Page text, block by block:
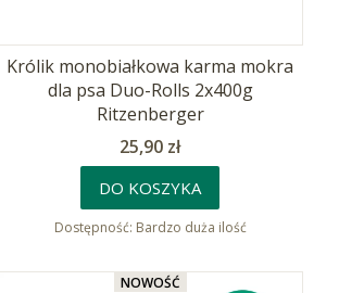
Królik monobiałkowa karma mokra
dla psa Duo-Rolls 2x400g
Ritzenberger
Cena
25,90 zł
DO KOSZYKA
Dostępność: Bardzo duża ilość
NOWOŚĆ